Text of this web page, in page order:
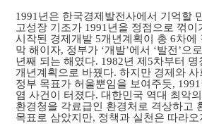
1991년은 한국경제발전사에서 기억할
고성장 기조가 1991년을 정점으로 꺾이
시작된 경제개발 5개년계획이 총 6차에
막 해이자, 정부가 ‘개발’에서 ‘발전’으
년째 되는 해였다. 1982년 제5차부터
개년계획으로 바꿨다. 하지만 경제와
정부 목표가 허울뿐임을 보여주듯,
염 사건이 터졌다. 대한민국 역대 최악
환경청을 각료급인 환경처로 격상하고
목표로 삼았지만, 정책과 실천은 따라오